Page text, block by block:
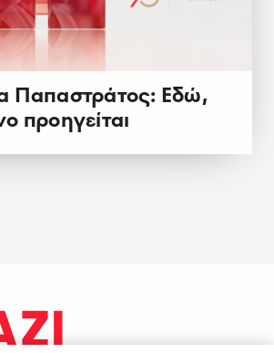
Παπαστράτος: Εδώ,
προηγείται